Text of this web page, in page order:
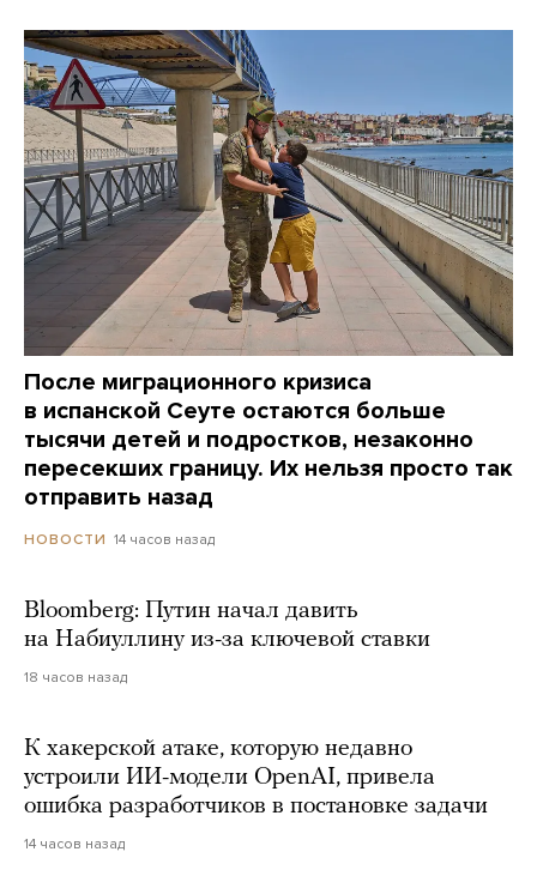
После миграционного кризиса
в испанской Сеуте остаются больше
тысячи детей и подростков, незаконно
пересекших границу. Их нельзя просто так
отправить назад
НОВОСТИ 14 часов назад
Bloomberg: Путин начал давить
на Набиуллину из-за ключевой ставки
18 часов назад
К хакерской атаке, которую недавно
устроили ИИ-модели OpenAI, привела
ошибка разработчиков в постановке задачи
14 часов назад